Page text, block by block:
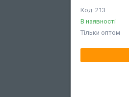
213
В наявності
Тільки оптом